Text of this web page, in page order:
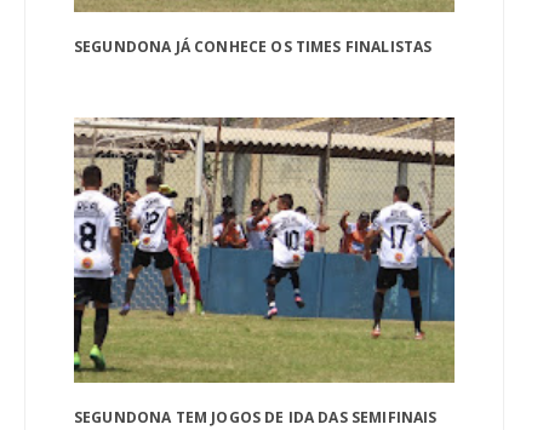
SEGUNDONA JÁ CONHECE OS TIMES FINALISTAS
SEGUNDONA TEM JOGOS DE IDA DAS SEMIFINAIS